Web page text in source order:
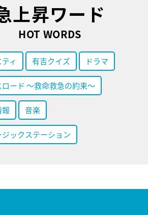
上昇ワード
HOT WORDS
ィ 有吉クイズ ドラマ
ロード ～救命救急の約束～
音楽
ジックステーション